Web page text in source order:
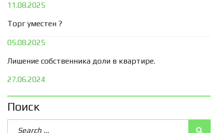
11.08.2025
Торг уместен ?
05.08.2025
Лишение собственника доли в квартире.
27.06.2024
Поиск